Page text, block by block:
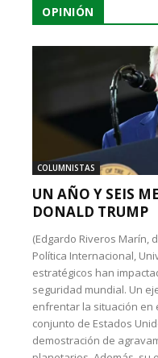
OPINIÓN
COLUMNISTAS
UN AÑO Y SEIS
DONALD TRUMP
(Edgardo Riveros Marín,
Política Internacional,
estratégicos han
seguridad mundial. Un
enfrentar la situación en
conjunto de Estados
demostración de